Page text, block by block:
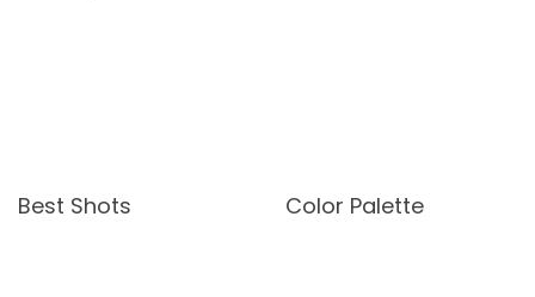
Best Shots Color Palette